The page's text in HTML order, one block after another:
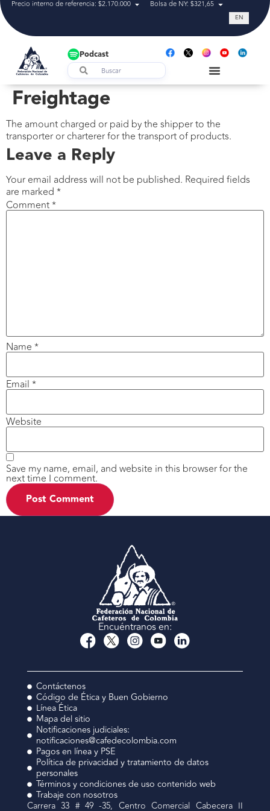
Precio interno de referencia: $2.170.000 Bolsa de NY: $321,65 Tasa de
EN
Podcast
Freightage
The amount charged or paid by the shipper to the
transporter or charterer for the transport of products.
Leave a Reply
Your email address will not be published. Required fields
are marked *
Comment*
Name *
Email *
Website
Save my name, email, and website in this browser for the
next time I comment.
Encuéntranos en:
Contáctenos
Código de Ética y Buen Gobierno
Línea Ética
Mapa del sitio
Notificaciones judiciales:
notificaciones@cafedecolombia.com
Pagos en línea y PSE
Política de privacidad y tratamiento de datos
personales
Términos y condiciones de uso contenido web
Trabaje con nosotros
Carrera 33 # 49 -35, Centro Comercial Cabecera II